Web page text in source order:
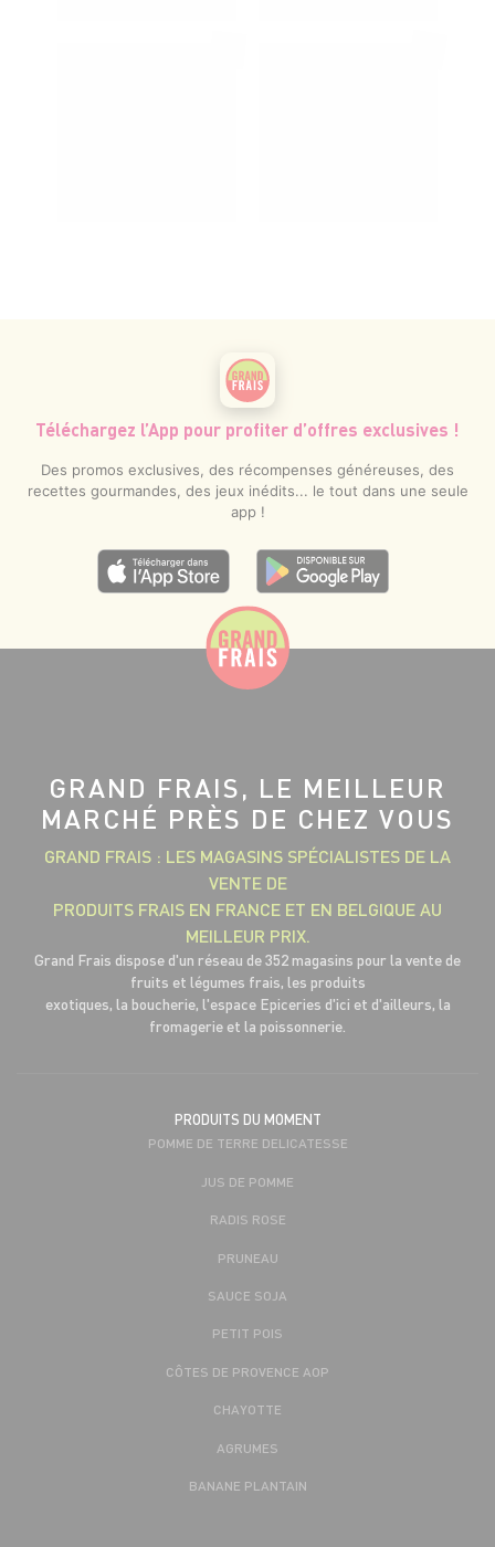
Téléchargez l’App pour profiter d’offres exclusives !
Des promos exclusives, des récompenses généreuses, des
recettes gourmandes, des jeux inédits... le tout dans une seule
app !
GRAND FRAIS, LE MEILLEUR
MARCHÉ PRÈS DE CHEZ VOUS
GRAND FRAIS : LES MAGASINS SPÉCIALISTES DE LA
VENTE DE
PRODUITS FRAIS EN FRANCE ET EN BELGIQUE AU
MEILLEUR PRIX.
Grand Frais dispose d'un réseau de 352 magasins pour la vente de
fruits et légumes frais, les produits
exotiques, la boucherie, l'espace Epiceries d'ici et d'ailleurs, la
fromagerie et la poissonnerie.
PRODUITS DU MOMENT
POMME DE TERRE DELICATESSE
JUS DE POMME
RADIS ROSE
PRUNEAU
SAUCE SOJA
PETIT POIS
CÔTES DE PROVENCE AOP
CHAYOTTE
AGRUMES
BANANE PLANTAIN